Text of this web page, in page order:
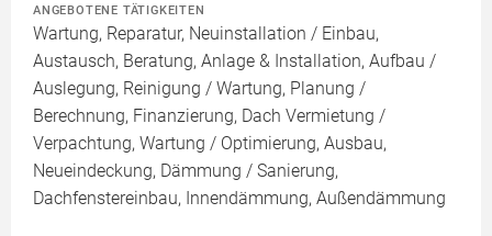
ANGEBOTENE TÄTIGKEITEN
Wartung, Reparatur, Neuinstallation / Einbau,
Austausch, Beratung, Anlage & Installation, Aufbau /
Auslegung, Reinigung / Wartung, Planung /
Berechnung, Finanzierung, Dach Vermietung /
Verpachtung, Wartung / Optimierung, Ausbau,
Neueindeckung, Dämmung / Sanierung,
Dachfenstereinbau, Innendämmung, Außendämmung